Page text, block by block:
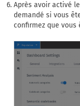
Après avoir activé
demandé si vous
confirmez que vous